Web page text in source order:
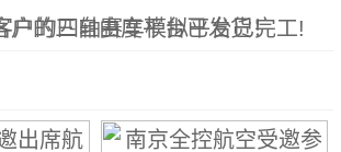
户的三自由度平台已发货！
户的四轴赛车模拟平台已完工!